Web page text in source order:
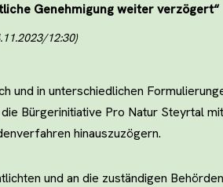
Genehmigung weiter verzögert“
12:30)
und in unterschiedlichen
Bürgerinitiative Pro Natur Steyrtal
hinauszuzögern.
und an die zuständigen